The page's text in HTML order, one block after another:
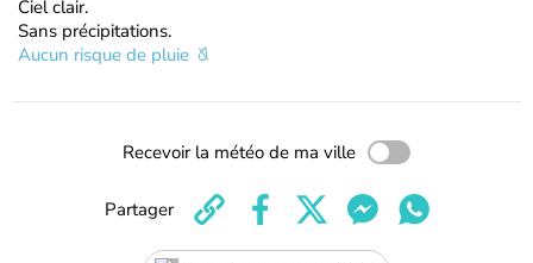
Ciel clair.
Sans précipitations.
Aucun risque de pluie
Recevoir la météo de ma ville
Partager